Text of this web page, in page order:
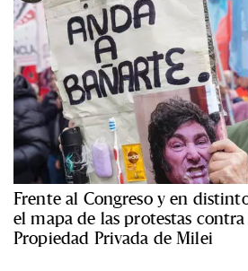
Frente al Congreso y en
el mapa de las protestas
Propiedad Privada de Milei